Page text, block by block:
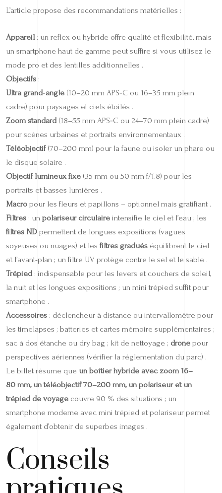
L’article propose des recommandations matérielles :
Appareil: un reflex ou hybride offre qualité et flexibilité, mais
un smartphone haut de gamme peut suffire si vous utilisez le
mode pro et des lentilles additionnelles .
Objectifs :
Ultra grand‑angle (10–20 mm APS‑C ou 16–35 mm plein
cadre) pour paysages et ciels étoilés .
Zoom standard(18–55 mm APS‑C ou 24–70 mm plein cadre)
pour scènes urbaines et portraits environnementaux .
Téléobjectif(70–200 mm) pour la faune ou isoler un phare ou
le disque solaire .
Objectif lumineux fixe (35 mm ou 50 mm f/1.8) pour les
portraits et basses lumières .
Macro pour les fleurs et papillons – optionnel mais gratifiant .
Filtres : un polariseur circulaire intensifie le ciel et l’eau ; les
filtres ND permettent de longues expositions (vagues
soyeuses ou nuages) et les filtres gradués équilibrent le ciel
et l’avant-plan ; un filtre UV protège contre le sel et le sable .
Trépied: indispensable pour les levers et couchers de soleil,
la nuit et les longues expositions ; un mini trépied suffit pour
smartphone .
Accessoires : déclencheur à distance ou intervallomètre pour
les timelapses ; batteries et cartes mémoire supplémentaires ;
sac à dos étanche ou dry bag ; kit de nettoyage ; drone pour
perspectives aériennes (vérifier la réglementation du parc) .
Le billet résume que un boîtier hybride avec zoom 16–
80 mm, un téléobjectif 70–200 mm, un polariseur et un
trépied de voyage couvre 90 % des situations ; un
smartphone moderne avec mini trépied et polariseur permet
également d’obtenir de superbes images .
Conseils